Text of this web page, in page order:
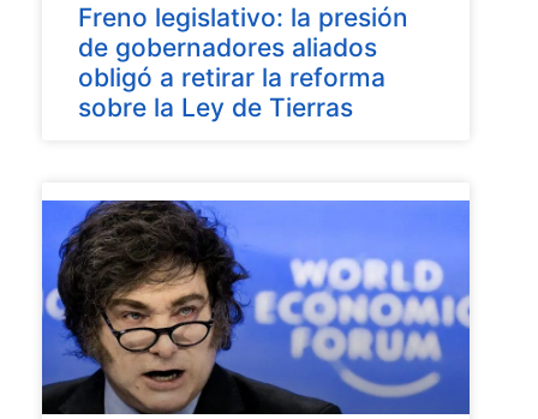
Freno legislativo: la presión
de gobernadores aliados
obligó a retirar la reforma
sobre la Ley de Tierras